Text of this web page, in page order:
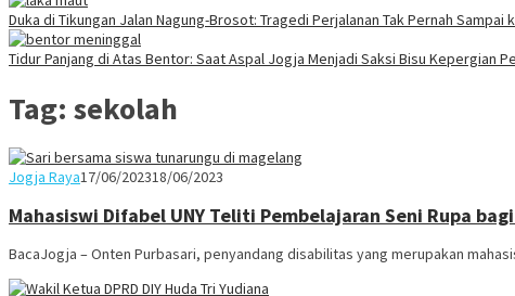
Duka di Tikungan Jalan Nagung-Brosot: Tragedi Perjalanan Tak Pernah Sampai
Tidur Panjang di Atas Bentor: Saat Aspal Jogja Menjadi Saksi Bisu Kepergian
Tag: sekolah
Jogja RayaJuno
17/06/202318/06/2023
Mahasiswi Difabel UNY Teliti Pembelajaran Seni Rupa
BacaJogja – Onten Purbasari, penyandang disabilitas yang merupakan